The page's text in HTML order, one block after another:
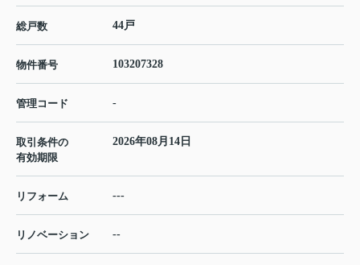
総戸数 44戸
物件番号 103207328
管理コード -
取引条件の
有効期限
2026年08月14日
リフォーム ---
リノベーション --